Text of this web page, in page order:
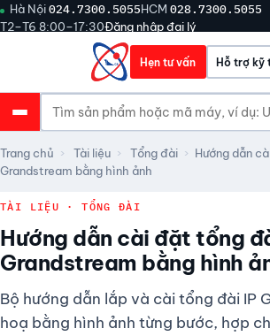
Hà Nội024.7300.5055HCM 028.7300.5055
T2–T6 8:00–17:30Đăng nhập đại lý
Hẹn tư vấn Hỗ trợ kỹ
Trang chủ › Tài liệu › Tổng đài › Hướng dẫn
Grandstream bằng hình ảnh
TÀI LIỆU · TỔNG ĐÀI
Hướng dẫn cài đặt tổng
Grandstream bằng hình
Bộ hướng dẫn lắp và cài tổng đài IP
hoạ bằng hình ảnh từng bước, hợp